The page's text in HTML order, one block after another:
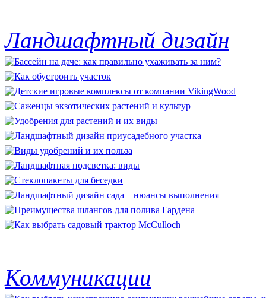
Ландшафтный дизайн
Коммуникации